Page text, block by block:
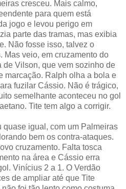
cresceu. Mais calmo,
para quem está
jogo e levou perigo em
parte das tramas, mas exibia
Não fosse isso, talvez o
Mas veio, em cruzamento do
de Vilson, que vem sozinho de
marcação. Ralph olha a bola e
fuzilar Cássio. Não é trágico,
semelhante aconteceu no gol
Tite tem algo a corrigir.
quase igual, com um Palmeiras
bem os contra-ataques.
cruzamento. Falta tosca
na área e Cássio erra
Vinícius 2 a 1. O Verdão
de ampliar até que Tite